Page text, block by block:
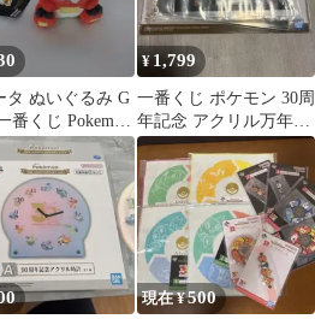
タ ぬいぐるみ G
番くじ Pokemon
」
¥ 1,799
一番くじ ポケモン 30周
年記念 アクリル万年カ
レンダーポケモン一番
くじA賞
現在 ¥500